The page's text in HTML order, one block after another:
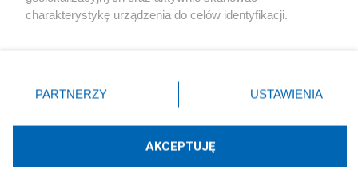
Technologię dostarcza:W3media.pl
charakterystykę urządzenia do celów identyfikacji.
zmienić/wycofać klikając przycisk ustawień prywatności
znajdujący się w lewym dolnym rogu strony
rodzaje przetwarzania danych nie wymagają zgody
użytkownika, ale masz prawo sprzeciwić się takiemu
przetwarzaniu. Preferencje będą miały zastosowania tylko
PARTNERZY USTAWIENIA
AKCEPTUJĘ